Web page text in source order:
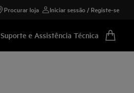
Procurar loja Iniciar sessão / Registe-se
Suporte e Assistência Técnica